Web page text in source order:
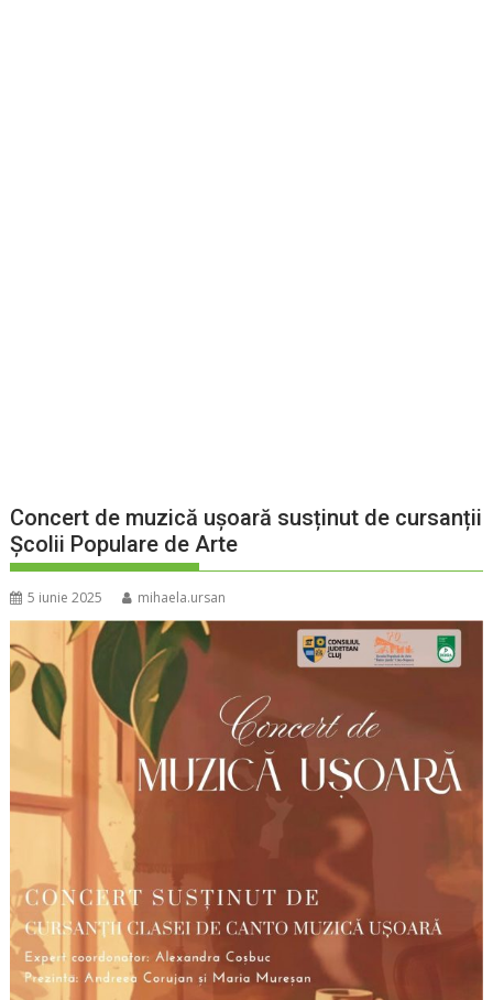
Concert de muzică ușoară susținut de cursanții
Școlii Populare de Arte
5 iunie 2025 mihaela.ursan